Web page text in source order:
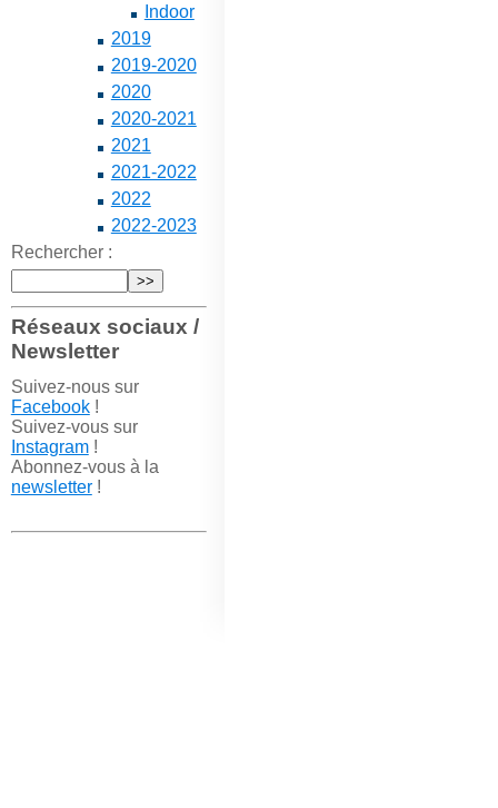
Indoor
2019
2019-2020
2020
2020-2021
2021
2021-2022
2022
2022-2023
Rechercher :
Réseaux sociaux /
Newsletter
Suivez-nous sur
Facebook!
Suivez-vous sur
Instagram!
Abonnez-vous à la
newsletter!